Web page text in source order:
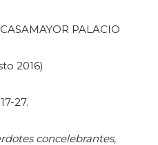
PALACIO
2016)
17-27.
concelebrantes,